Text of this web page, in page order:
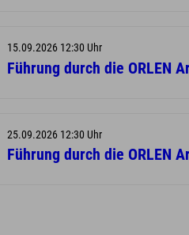
15.09.2026 12:30 Uhr
Führung durch die ORLEN
25.09.2026 12:30 Uhr
Führung durch die ORLEN